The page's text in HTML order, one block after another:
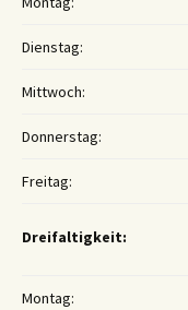
Dienstag:
Mittwoch:
Donnerstag:
Freitag:
Dreifaltigkeit:
Montag: